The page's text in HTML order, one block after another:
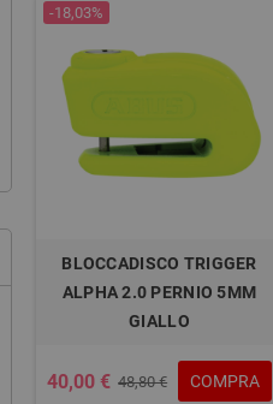
-18,03%
BLOCCADISCO TRIGGER
ALPHA 2.0 PERNIO 5MM
GIALLO
40,00 € 48,80 € COMPRA